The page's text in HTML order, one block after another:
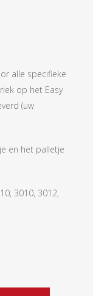
alle specifieke
op het Easy
(uw
en het palletje
3010, 3012,